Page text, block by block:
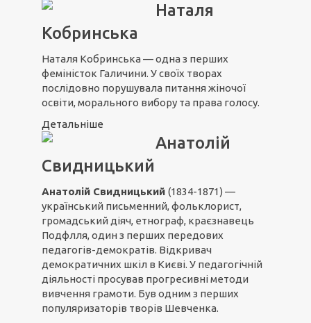
Наталя
Кобринська
Наталя Кобринська — одна з перших
феміністок Галичини. У своїх творах
послідовно порушувала питання жіночої
освіти, морального вибору та права голосу.
Детальніше
Анатолій
Свидницький
Анатолій Свидницький (1834-1871) —
український письменний, фольклорист,
громадський діяч, етнограф, краєзнавець
Подфлля, один з перших передових
педагогів-демократів. Відкривач
демократичних шкіл в Києві. У педагогічній
діяльності просував прогресивні методи
вивчення грамоти. Був одним з перших
популяризаторів творів Шевченка.